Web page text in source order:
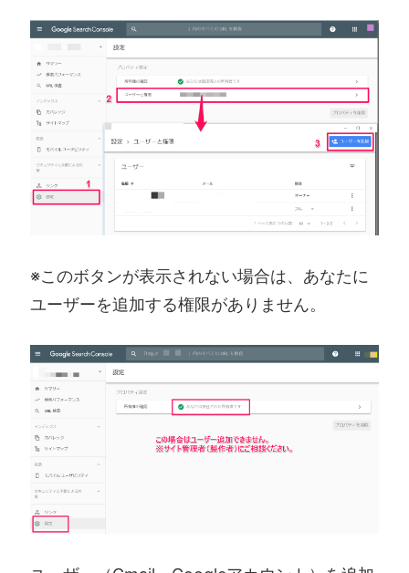
※このボタンが表示されない場合は、あなたに
ユーザーを追加する権限がありません。